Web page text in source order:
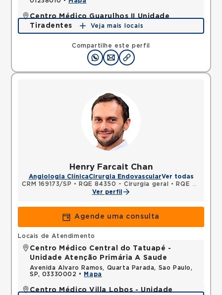
Compartilhe este perfil
Centro Médico Guarulhos II Unidade
Tiradentes
Avenida Tiradentes, Jardim Guarulhos, Guarulhos,
SP, 07090000 •
Mapa
Veja mais locais
Henry Farcait Chan
Angiologia ClínicaCirurgia EndovascularVer todas
CRM 169173/SP • RQE 84350 - Cirurgia geral •
RQE 84351 - Cirurgia vascular
Ver perfil
Agende uma consulta
Locais de Atendimento
Centro Médico Central do Tatuapé -
Unidade Atenção Primária A Saude
Avenida Alvaro Ramos, Quarta Parada, Sao Paulo,
SP, 03330002 •
Mapa
Centro Médico Villa Lobos - Unidade